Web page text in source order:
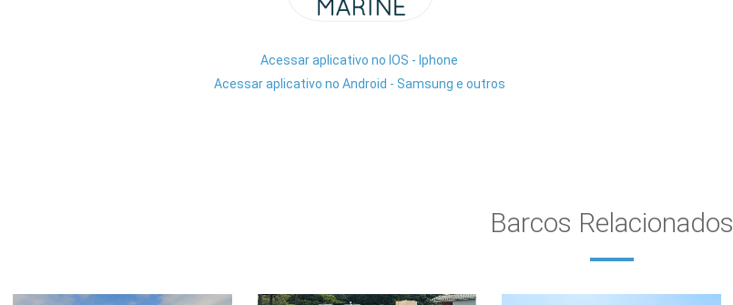
Acessar aplicativo no IOS - Iphone
Acessar aplicativo no Android - Samsung e outros
Barcos Relacionados